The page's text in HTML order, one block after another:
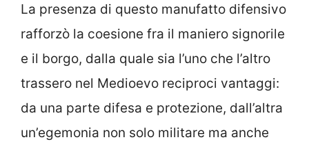
La presenza di questo manufatto difensivo
rafforzò la coesione fra il maniero signorile
e il borgo, dalla quale sia l’uno che l’altro
trassero nel Medioevo reciproci vantaggi:
da una parte difesa e protezione, dall’altra
un’egemonia non solo militare ma anche